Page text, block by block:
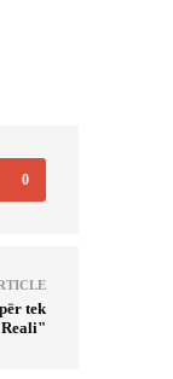
0
tek
Reali"